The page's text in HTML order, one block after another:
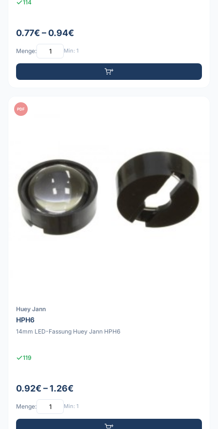
114
0.77€ – 0.94€
Menge: Min: 1
PDF
Huey Jann
HPH6
14mm LED-Fassung Huey Jann HPH6
119
0.92€ – 1.26€
Menge: Min: 1